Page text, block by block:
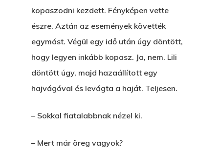
kopaszodni kezdett. Fényképen vette
észre. Aztán az események követték
egymást. Végül egy idő után úgy döntött,
hogy legyen inkább kopasz. Ja, nem. Lili
döntött úgy, majd hazaállított egy
hajvágóval és levágta a haját. Teljesen.
– Sokkal fiatalabbnak nézel ki.
– Mert már öreg vagyok?